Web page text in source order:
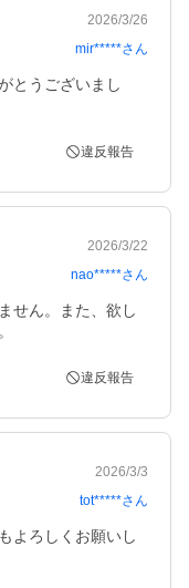
2026/3/26
mir*****さん
とうございまし
違反報告
2026/3/22
nao*****さん
せん。また、欲し
違反報告
2026/3/3
tot*****さん
よろしくお願いし